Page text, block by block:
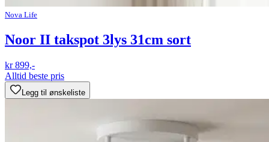
Nova Life
Noor II takspot 3lys 31cm sort
kr 899,-
Alltid beste pris
Legg til ønskeliste